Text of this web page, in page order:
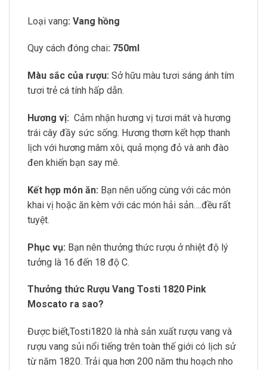
Loại vang: Vang hồng
Quy cách đóng chai: 750ml
Màu sắc của rượu: Sở hữu màu tươi sáng ánh tím
tươi trẻ cá tính hấp dẫn.
Hương vị: Cảm nhận hương vị tươi mát và hương
trái cây đầy sức sống. Hương thơm kết hợp thanh
lịch với hương mâm xôi, quả mọng đỏ và anh đào
đen khiến bạn say mê.
Kết hợp món ăn: Bạn nên uống cùng với các món
khai vị hoặc ăn kèm với các món hải sản….đều rất
tuyệt.
Phục vụ: Bạn nên thưởng thức rượu ở nhiệt độ lý
tưởng là 16 đến 18 độ C.
Thưởng thức Rượu Vang Tosti 1820 Pink
Moscato ra sao?
Được biết,Tosti1820 là nhà sản xuất rượu vang và
rượu vang sủi nổi tiếng trên toàn thế giới có lịch sử
từ năm 1820. Trải qua hơn 200 năm thu hoạch nho